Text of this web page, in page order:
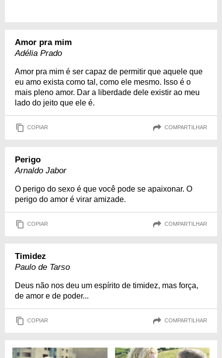
Amor pra mim
Adélia Prado
Amor pra mim é ser capaz de permitir que aquele que
eu amo exista como tal, como ele mesmo. Isso é o
mais pleno amor. Dar a liberdade dele existir ao meu
lado do jeito que ele é.
COPIAR COMPARTILHAR
Perigo
Arnaldo Jabor
O perigo do sexo é que você pode se apaixonar. O
perigo do amor é virar amizade.
COPIAR COMPARTILHAR
Timidez
Paulo de Tarso
Deus não nos deu um espírito de timidez, mas força,
de amor e de poder...
COPIAR COMPARTILHAR